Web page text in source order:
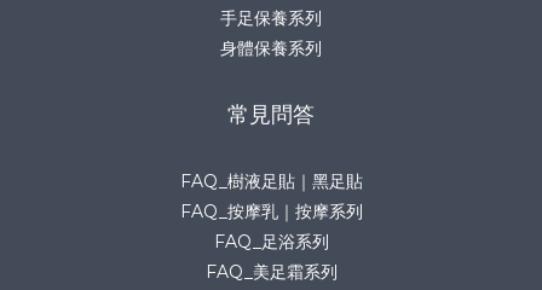
手足保養系列
身體保養系列
常見問答
FAQ_樹液足貼｜黑足貼
FAQ_按摩乳｜按摩系列
FAQ_足浴系列
FAQ_美足霜系列